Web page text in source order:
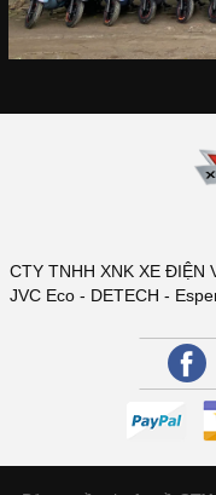
CTY TNHH XNK XE ĐIỆN
JVC Eco - DETECH -